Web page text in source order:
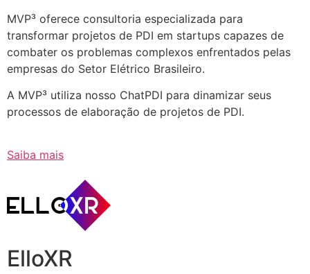
MVP³ oferece consultoria especializada para
transformar projetos de PDI em startups capazes de
combater os problemas complexos enfrentados pelas
empresas do Setor Elétrico Brasileiro.
A MVP³ utiliza nosso ChatPDI para dinamizar seus
processos de elaboração de projetos de PDI.
Saiba mais
ElloXR